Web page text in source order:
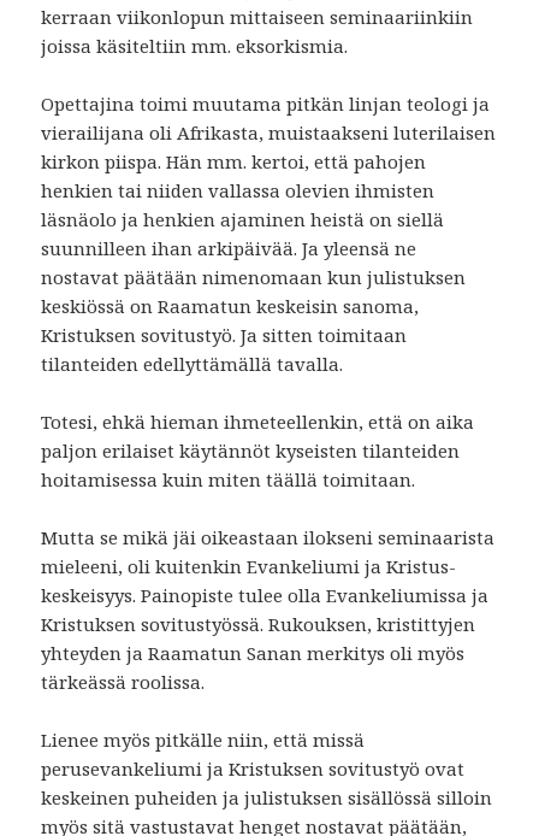
kerraan viikonlopun mittaiseen seminaariinkiin
joissa käsiteltiin mm. eksorkismia.
Opettajina toimi muutama pitkän linjan teologi ja
vierailijana oli Afrikasta, muistaakseni luterilaisen
kirkon piispa. Hän mm. kertoi, että pahojen
henkien tai niiden vallassa olevien ihmisten
läsnäolo ja henkien ajaminen heistä on siellä
suunnilleen ihan arkipäivää. Ja yleensä ne
nostavat päätään nimenomaan kun julistuksen
keskiössä on Raamatun keskeisin sanoma,
Kristuksen sovitustyö. Ja sitten toimitaan
tilanteiden edellyttämällä tavalla.
Totesi, ehkä hieman ihmeteellenkin, että on aika
paljon erilaiset käytännöt kyseisten tilanteiden
hoitamisessa kuin miten täällä toimitaan.
Mutta se mikä jäi oikeastaan ilokseni seminaarista
mieleeni, oli kuitenkin Evankeliumi ja Kristus-
keskeisyys. Painopiste tulee olla Evankeliumissa ja
Kristuksen sovitustyössä. Rukouksen, kristittyjen
yhteyden ja Raamatun Sanan merkitys oli myös
tärkeässä roolissa.
Lienee myös pitkälle niin, että missä
perusevankeliumi ja Kristuksen sovitustyö ovat
keskeinen puheiden ja julistuksen sisällössä silloin
myös sitä vastustavat henget nostavat päätään,